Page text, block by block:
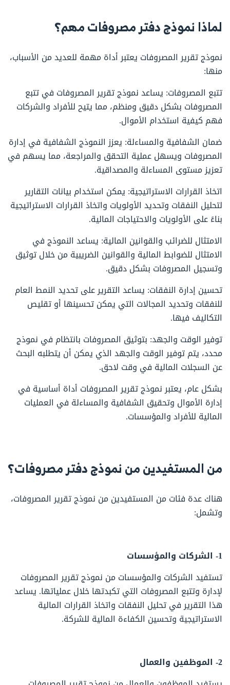
لماذانموذج دفتر مصروفاتمهم؟
نموذج تقرير المصروفات يعتبر أداة مهمة للعديد من الأسباب،
منها:
تتبع المصروفات: يساعد نموذج تقرير المصروفات في تتبع
المصروفات بشكل دقيق ومنظم، مما يتيح للأفراد والشركات
فهم كيفية استخدام الأموال.
ضمان الشفافية والمساءلة: يعزز النموذج الشفافية في إدارة
المصروفات ويسهل عملية التحقق والمراجعة، مما يسهم في
تعزيز مستوى المساءلة والمصداقية.
اتخاذ القرارات الاستراتيجية: يمكن استخدام بيانات التقارير
لتحليل النفقات وتحديد الأولويات واتخاذ القرارات الاستراتيجية
بناءً على الأولويات والاحتياجات المالية.
الامتثال للضرائب والقوانين المالية: يساعد النموذج في
الامتثال للضوابط المالية والقوانين الضريبية من خلال توثيق
وتسجيل المصروفات بشكل دقيق.
تحسين إدارة النفقات: يساعد التقرير على تحديد النمط العام
للنفقات وتحديد المجالات التي يمكن تحسينها أو تقليص
التكاليف فيها.
توفير الوقت والجهد: بتوثيق المصروفات بانتظام في نموذج
محدد، يتم توفير الوقت والجهد الذي يمكن أن يتطلبه البحث
عن السجلات المالية في وقت لاحق.
بشكل عام، يعتبر نموذج تقرير المصروفات أداة أساسية في
إدارة الأموال وتحقيق الشفافية والمساءلة في العمليات
المالية للأفراد والمؤسسات.
من المستفيدين مننموذج دفتر مصروفات؟
هناك عدة فئات من المستفيدين من نموذج تقرير المصروفات،
وتشمل:
1- الشركات والمؤسسات
تستفيد الشركات والمؤسسات من نموذج تقرير المصروفات
لإدارة وتتبع المصروفات التي تكبدتها خلال عملياتها. يساعد
هذا التقرير في تحليل النفقات واتخاذ القرارات المالية
الاستراتيجية وتحسين الكفاءة المالية للشركة.
2- الموظفين والعمال